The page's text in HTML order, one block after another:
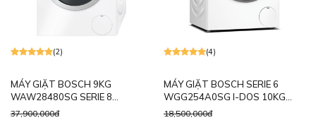
(2)
MÁY GIẶT BOSCH 9KG
WAW28480SG SERIE 8
1400RPM
37,900,000đ
(4)
MÁY GIẶT BOSCH SERIE 6
WGG254A0SG I-DOS 10KG
1400RPM
18,500,000đ